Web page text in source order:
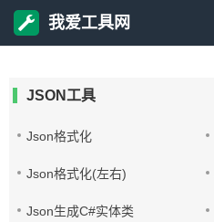
我爱工具网
JSON工具
Json格式化
Json格式化(左右)
Json生成C#实体类